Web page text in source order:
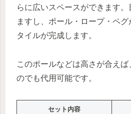
らに広いスペースができます。
ますし、ポール・ロープ・ペ
タイルが完成します。
このポールなどは高さが合え
のでも代用可能です。
セット内容